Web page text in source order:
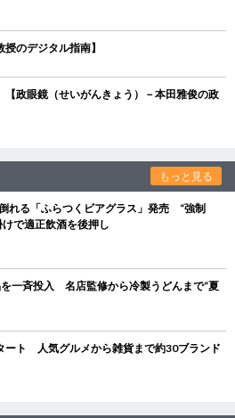
のデジタル指南】
政眼鏡（せいがんきょう）－本田雅俊の政
もっと見る
れる「ふらつくビアグラス」発売 “強制
で適正飲酒を後押し
一斉投入 名店監修から冷製うどんまで“夏
ート 人気グルメから雑貨まで約30ブランド